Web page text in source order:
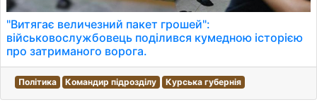
"Витягає величезний пакет грошей":
військовослужбовець поділився кумедною історією
про затриманого ворога.
Політика Командир підрозділу Курська губернія